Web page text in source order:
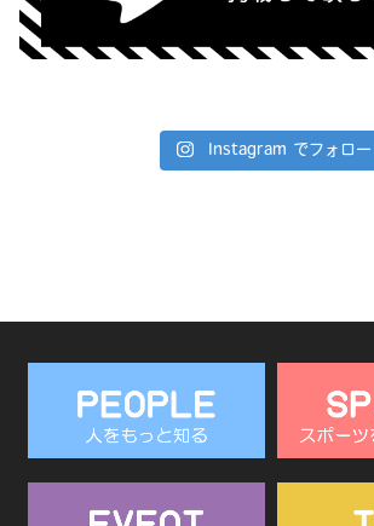
Instagram でフォロー